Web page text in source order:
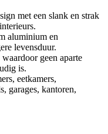
met een slank en strak
aluminium en
levensduur.
geen aparte
is.
eetkamers,
garages, kantoren,